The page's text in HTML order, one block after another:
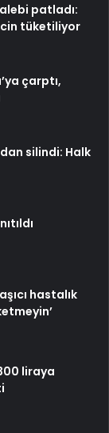
patladı:
tüketiliyor
çarptı,
silindi: Halk
hastalık
liraya